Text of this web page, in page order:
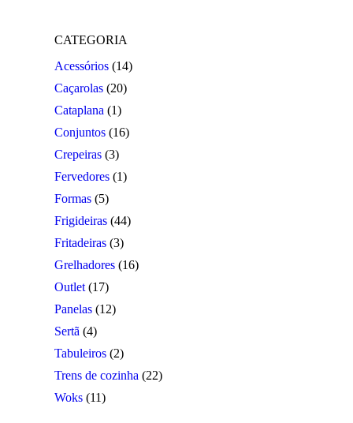
CATEGORIA
Acessórios (14)
Caçarolas (20)
Cataplana (1)
Conjuntos (16)
Crepeiras (3)
Fervedores (1)
Formas (5)
Frigideiras (44)
Fritadeiras (3)
Grelhadores (16)
Outlet (17)
Panelas (12)
Sertã (4)
Tabuleiros (2)
Trens de cozinha (22)
Woks (11)